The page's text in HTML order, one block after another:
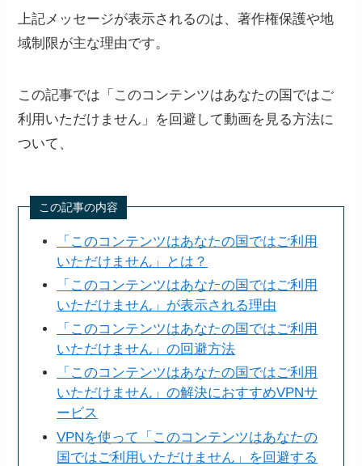
上記メッセージが表示されるのは、著作権保護や地
域制限が主な理由です。
この記事では「このコンテンツはあなたの国ではご
利用いただけません」を回避して動画を見る方法に
ついて、
この記事の内容
「このコンテンツはあなたの国ではご利用
いただけません」とは？
「このコンテンツはあなたの国ではご利用
いただけません」が表示される理由
「このコンテンツはあなたの国ではご利用
いただけません」の回避方法
「このコンテンツはあなたの国ではご利用
いただけません」の解決におすすめVPNサ
ービス
VPNを使って「このコンテンツはあなたの
国ではご利用いただけません」を回避する